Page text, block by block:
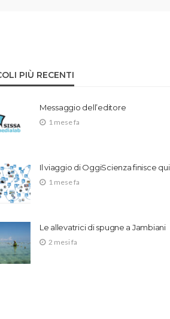
PIÙ RECENTI
Messaggio dell’editore
1 mese fa
Il viaggio di OggiScienza finisce qui
1 mese fa
Le allevatrici di spugne a Jambiani
2 mesi fa